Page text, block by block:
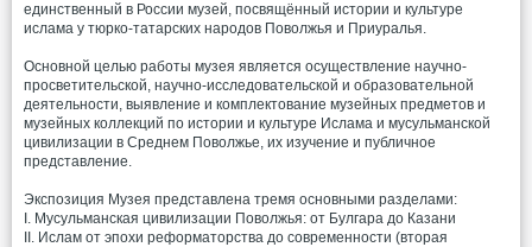
единственный в России музей, посвящённый истории и культуре
ислама у тюрко-татарских народов Поволжья и Приуралья.
Основной целью работы музея является осуществление научно-
просветительской, научно-исследовательской и образовательной
деятельности, выявление и комплектование музейных предметов и
музейных коллекций по истории и культуре Ислама и мусульманской
цивилизации в Среднем Поволжье, их изучение и публичное
представление.
Экспозиция Музея представлена тремя основными разделами:
I. Мусульманская цивилизации Поволжья: от Булгара до Казани
II. Ислам от эпохи реформаторства до современности (вторая